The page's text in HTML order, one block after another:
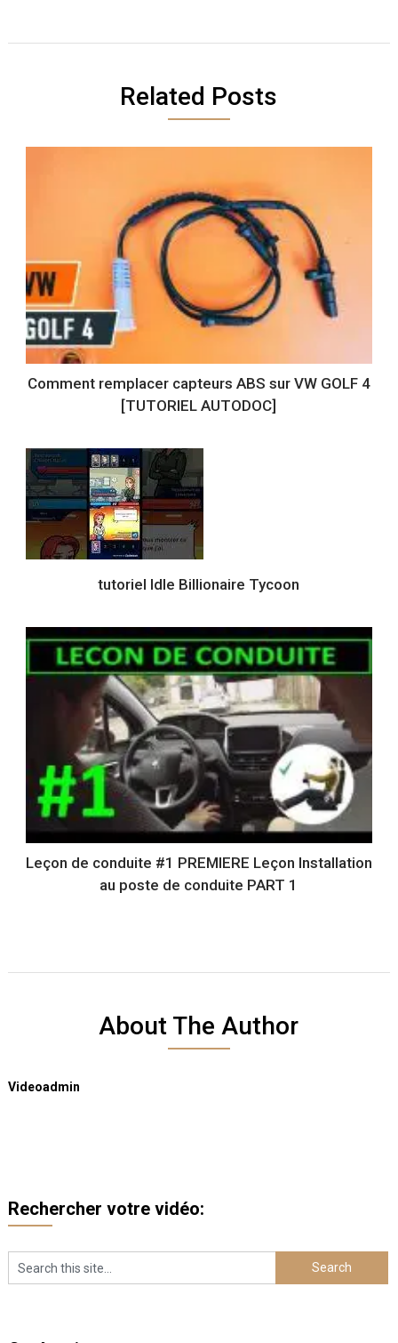
Related Posts
Comment remplacer capteurs ABS sur VW GOLF 4
[TUTORIEL AUTODOC]
tutoriel Idle Billionaire Tycoon
Leçon de conduite #1 PREMIERE Leçon Installation
au poste de conduite PART 1
About The Author
Videoadmin
Rechercher votre vidéo: